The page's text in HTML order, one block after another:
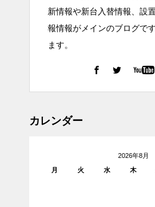
新情報や新台入替情報、設
報情報がメインのブログで
ます。
カレンダー
2026年8月
月
火 水 木